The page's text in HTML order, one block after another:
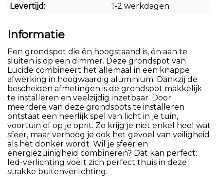
Levertijd:
1-2 werkdagen
Informatie
Een grondspot die én hoogstaand is, én aan te
sluiten is op een dimmer. Deze grondspot van
Lucide combineert het allemaal in een knappe
afwerking in hoogwaardig aluminium. Dankzij de
bescheiden afmetingen is de grondspot makkelijk
te installeren en veelzijdig inzetbaar. Door
meerdere van deze grondspots te installeren
ontstaat een heerlijk spel van licht in je tuin,
voortuin of op je oprit. Zo krijg je niet enkel heel wat
sfeer, maar verhoog je ook het gevoel van veiligheid
als het donker wordt. Wil je sfeer en
energiezuinigheid combineren? Dat kan perfect:
led-verlichting voelt zich perfect thuis in deze
strakke buitenverlichting.